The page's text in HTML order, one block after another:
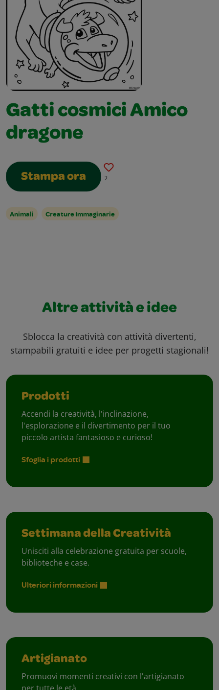
Gatti cosmici Amico
dragone
Stampa ora 2
Animali Creature Immaginarie
Altre attività e idee
Sblocca la creatività con attività divertenti,
stampabili gratuiti e idee per progetti stagionali!
Prodotti
Accendi la creatività, l'inclinazione,
l'esplorazione e il divertimento per il tuo
piccolo artista fantasioso e curioso!
Sfoglia i prodotti
Settimana della Creatività
Unisciti alla celebrazione gratuita per scuole,
biblioteche e case.
Ulteriori informazioni
Artigianato
Promuovi momenti creativi con l'artigianato